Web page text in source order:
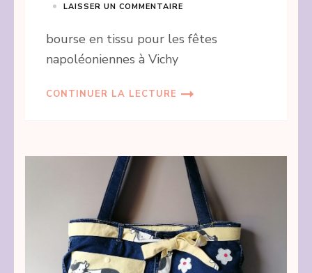
LAISSER UN COMMENTAIRE
bourse en tissu pour les fêtes
napoléoniennes à Vichy
CONTINUER LA LECTURE